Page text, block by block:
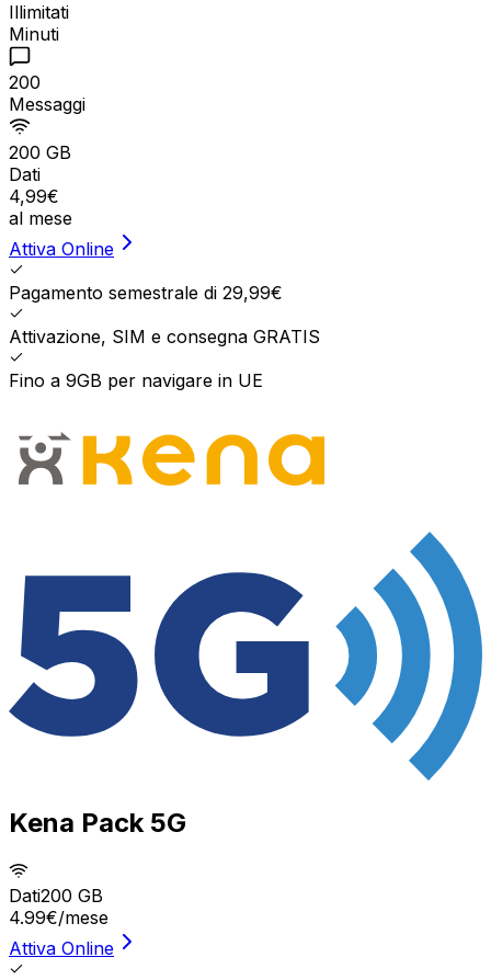
Illimitati
Minuti
200
Messaggi
200 GB
Dati
4,99€
al mese
Attiva Online
Pagamento semestrale di 29,99€
Attivazione, SIM e consegna GRATIS
Fino a 9GB per navigare in UE
Kena Pack 5G
Dati200 GB
4.99€/mese
Attiva Online